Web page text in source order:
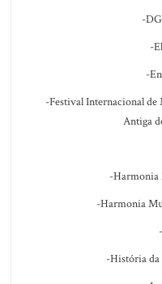
-
-
-
-Festival Internacional
Antiga
-Harmonia
-Harmonia
-História